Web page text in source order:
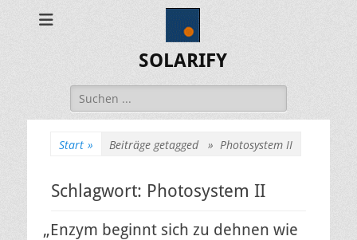
SOLARIFY
Suchen
nach:
Start » Beiträge getagged » Photosystem II
Schlagwort: Photosystem II
„Enzym beginnt sich zu dehnen wie